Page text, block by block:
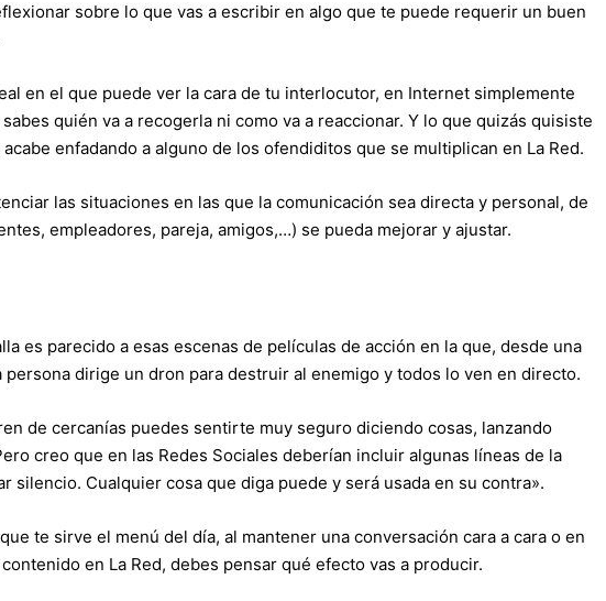
sobre lo que vas a escribir en algo que te puede requerir un buen
en el que puede ver la cara de tu interlocutor, en Internet simplemente
quién va a recogerla ni como va a reaccionar. Y lo que quizás quisiste
enfadando a alguno de los ofendiditos que se multiplican en La Red.
las situaciones en las que la comunicación sea directa y personal, de
empleadores, pareja, amigos,…) se pueda mejorar y ajustar.
es parecido a esas escenas de películas de acción en la que, desde una
dirige un dron para destruir al enemigo y todos lo ven en directo.
de cercanías puedes sentirte muy seguro diciendo cosas, lanzando
creo que en las Redes Sociales deberían incluir algunas líneas de la
silencio. Cualquier cosa que diga puede y será usada en su contra».
te sirve el menú del día, al mantener una conversación cara a cara o en
en La Red, debes pensar qué efecto vas a producir.